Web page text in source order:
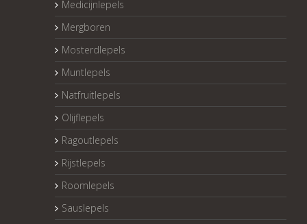
Medicijnlepels
Mergboren
Mosterdlepels
Muntlepels
Natfruitlepels
Olijflepels
Ragoutlepels
Rijstlepels
Roomlepels
Sauslepels